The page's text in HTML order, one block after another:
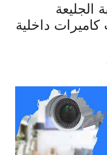
الجليعة
تركيب كاميرات داخلية